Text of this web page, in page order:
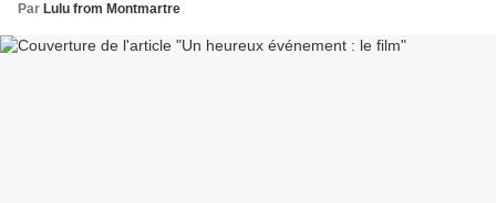
Par Lulu from Montmartre